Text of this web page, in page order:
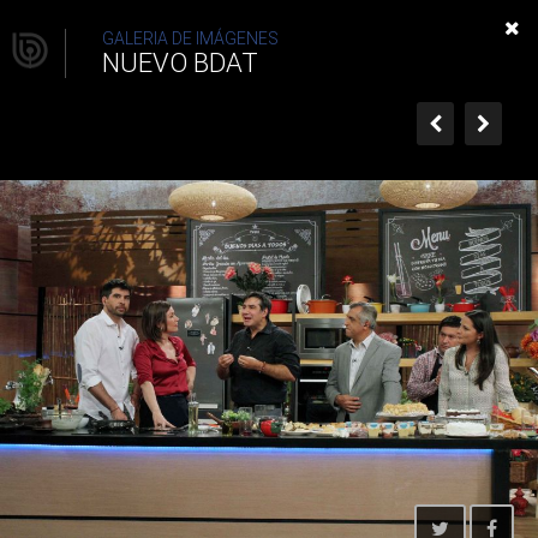
NUEVO BDAT
GALERIA DE IMÁGENES
NUEVO BDAT